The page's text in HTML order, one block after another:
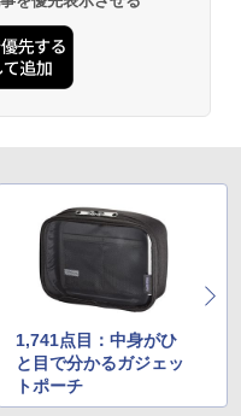
1,741点目：中身がひ
と目で分かるガジェッ
トポーチ